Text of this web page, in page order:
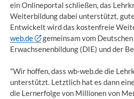
ein Onlineportal schließen, das
Weiterbildung dabei unterstützt,
Entwickelt wird das kostenfreie
web.de
gemeinsam vom
Erwachsenenbildung (DIE) und der
"Wir hoffen, dass wb-web.de die
unterstützt. Letztlich hat es dann
die Lernerfolge von Millionen von